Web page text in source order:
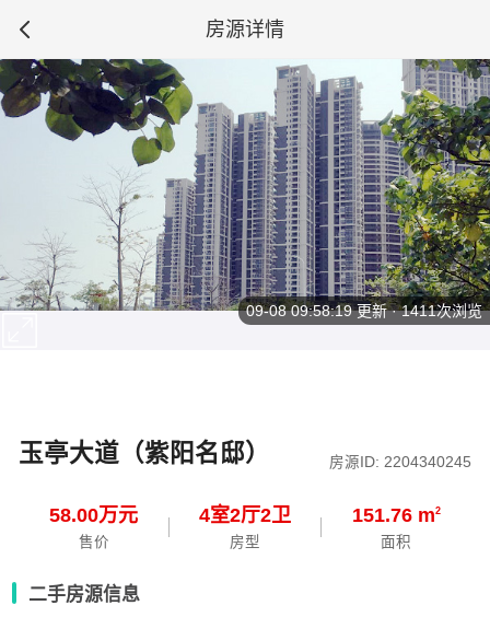
房源详情
玉亭大道（紫阳名邸） 房源ID: 2204340245
58.00万元
售价
4室2厅2卫
房型
151.76 m2
面积
09-08 09:58:19更新 · 1411次浏览
二手房源信息